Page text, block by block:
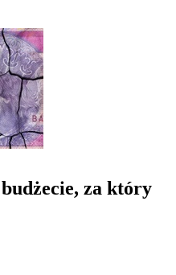
za który